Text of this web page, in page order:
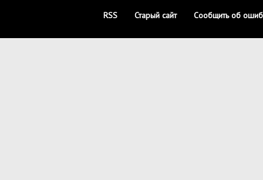
RSS Старый сайт Сообщить об